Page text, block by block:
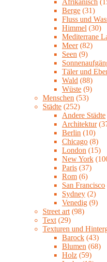
Afrikanisch
Berge (31)
Fluss und
Himmel (30)
Mediterrane
Meer (82)
Seen (9)
Täler und
Wald (88)
Wüste (9)
Menschen (53)
Städte (252)
Andere Städte
Architektur
Berlin (10)
Chicago (8)
London (15)
New York
Paris (37)
Rom (6)
San Francisco
Sydney (2)
Venedig (9)
Street art (98)
Text (29)
Texturen und
Barock (43)
Blumen (68)
Holz (59)